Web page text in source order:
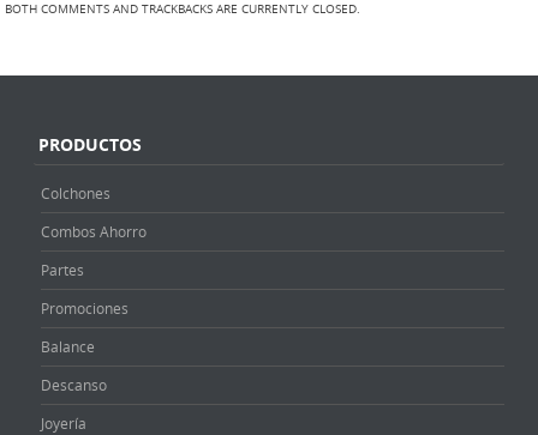
BOTH COMMENTS AND TRACKBACKS ARE CURRENTLY CLOSED.
PRODUCTOS
Colchones
Combos Ahorro
Partes
Promociones
Balance
Descanso
Joyería